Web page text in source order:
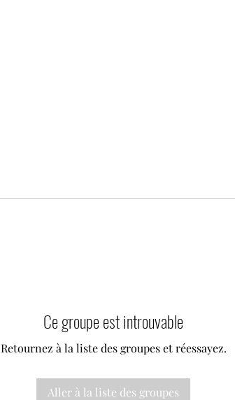
Ce groupe est introuvable
Retournez à la liste des groupes et réessayez.
Aller à la liste des groupes